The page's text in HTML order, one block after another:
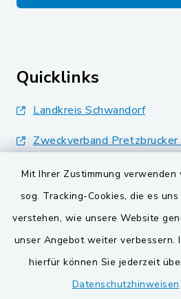
Mit Ihrer Zustimmung
sog. Tracking-Cookies, die es
verstehen, wie unsere Website
unser Angebot weiter verbessern.
hierfür können Sie jederzeit
Datenschutzhinweisen
Quicklinks
Landkreis Schwandorf
Zweckverband Pretzbrucker
BayernPortal
Gemeinden der
Gemeinde Schwarzach bei
Markt Schwarzenfeld